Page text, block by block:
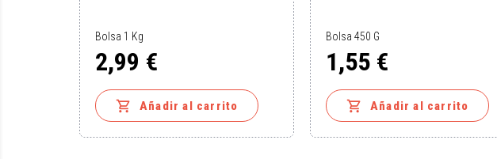
Bolsa 1 Kg
Precio
2,99 €
 Añadir al carrito
Bolsa 450 G
Precio
1,55 €
 Añadir al carrito